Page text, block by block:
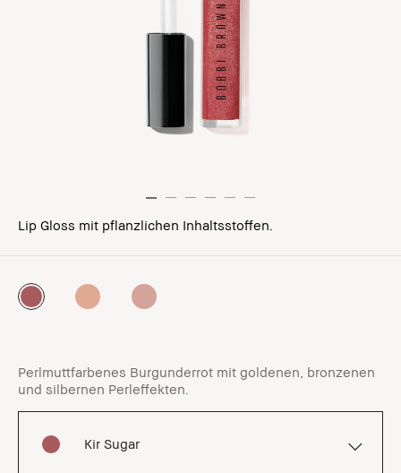
Lip Gloss mit pflanzlichen Inhaltsstoffen.
Perlmuttfarbenes Burgunderrot mit goldenen, bronzenen
und silbernen Perleffekten.
Kir Sugar